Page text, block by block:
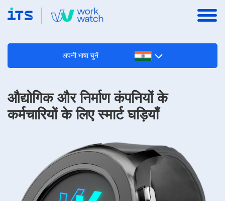
अपनी भाषा चुनें
औद्योगिक और निर्माण कंपनियों के
कर्मचारियों के लिए स्मार्ट घड़ियाँ